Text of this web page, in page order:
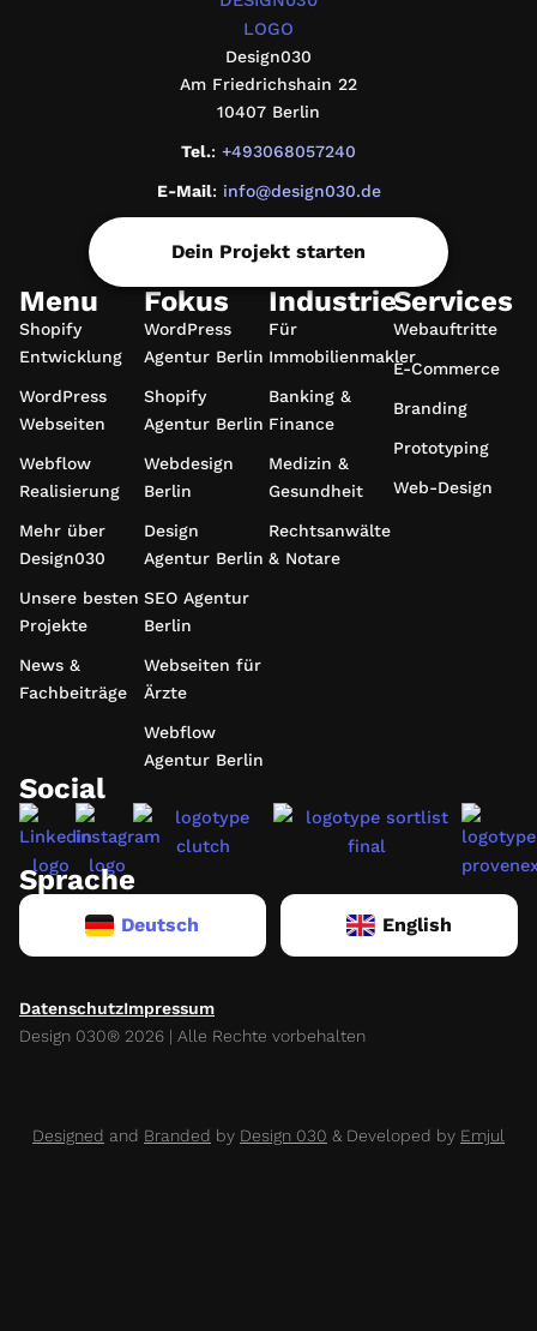
Design030
Am Friedrichshain 22
10407 Berlin
Tel.: +493068057240
E-Mail: info@design030.de
Menu
Shopify
Entwicklung
WordPress
Webseiten
Webflow
Realisierung
Mehr über
Design030
Unsere besten
Projekte
News &
Fachbeiträge
Fokus
WordPress
Agentur Berlin
Shopify
Agentur Berlin
Webdesign
Berlin
Design
Agentur Berlin
SEO Agentur
Berlin
Webseiten für
Ärzte
Webflow
Agentur Berlin
Industrie
Für
Immobilienmakler
Banking &
Finance
Medizin &
Gesundheit
Rechtsanwälte
& Notare
Services
Webauftritte
E-Commerce
Branding
Prototyping
Web-Design
Dein Projekt starten
Social
Sprache
Deutsch English
DatenschutzImpressum
Design 030® 2026 | Alle Rechte vorbehalten
Designed and Branded by Design 030 & Developed by Emjul